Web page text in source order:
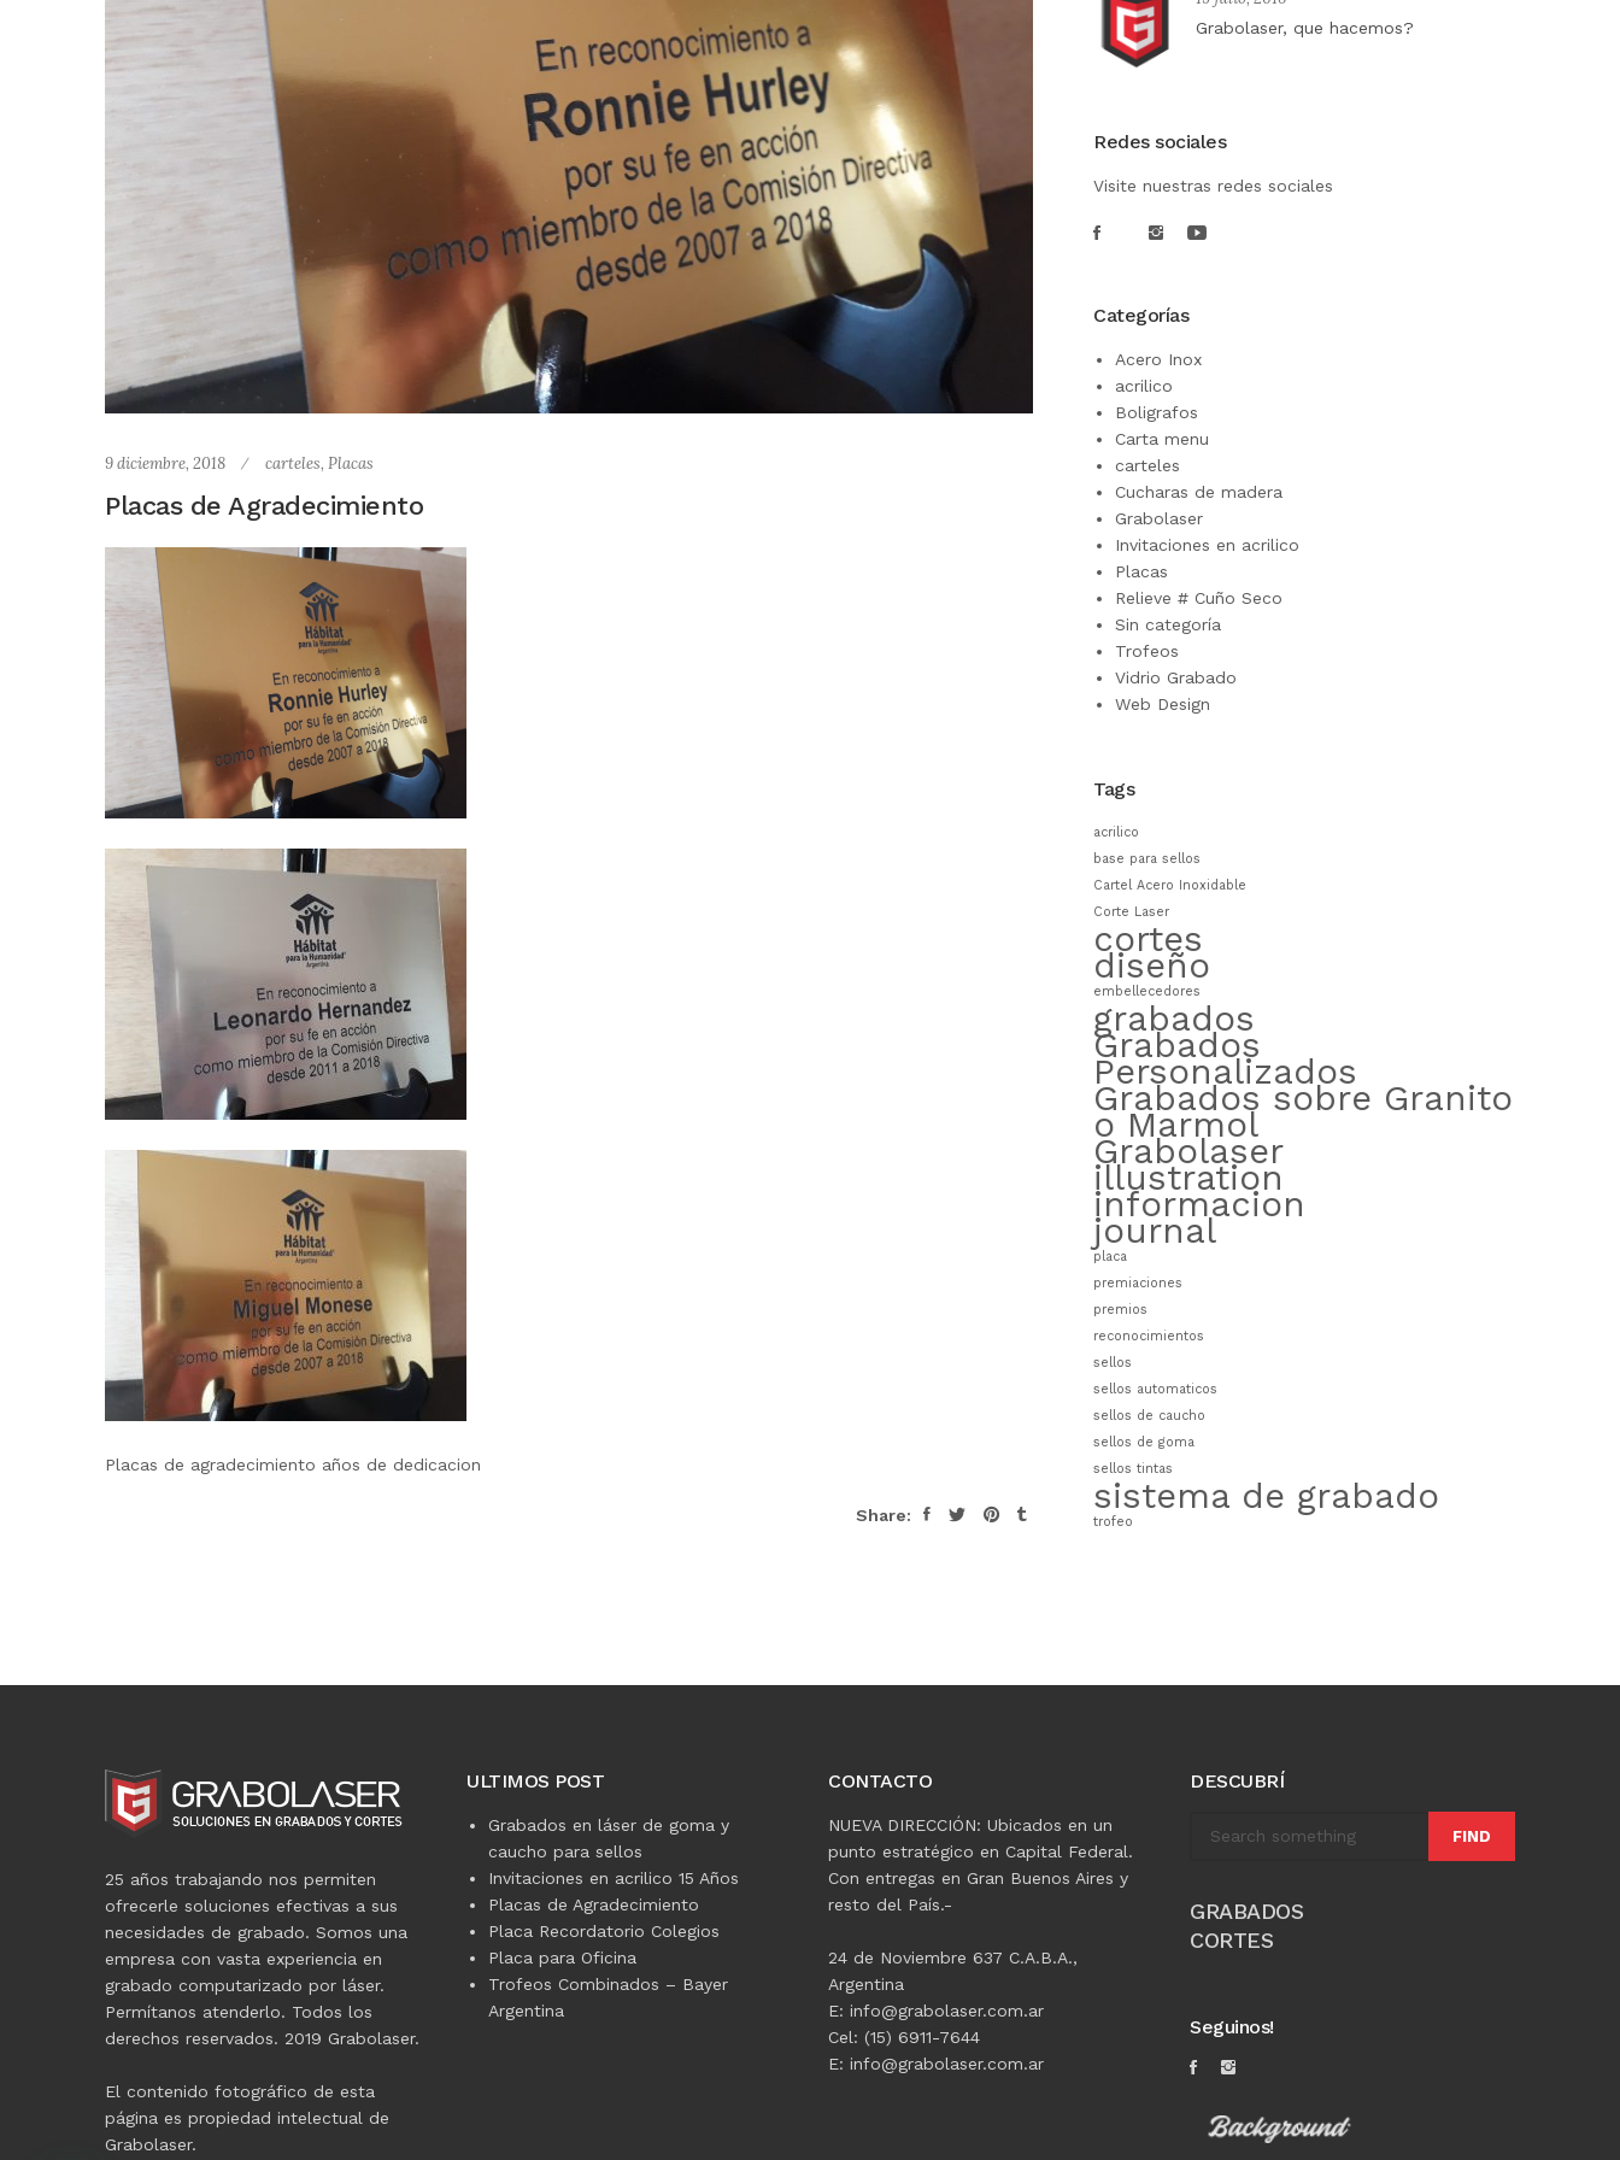
9 diciembre, 2018 carteles, Placas
Placas de Agradecimiento
Placas de agradecimiento años de dedicacion
Share:
Grabolaser, que hacemos?
Redes sociales
Visite nuestras redes sociales
Categorías
Acero Inox
acrilico
Boligrafos
Carta menu
carteles
Cucharas de madera
Grabolaser
Invitaciones en acrilico
Placas
Relieve # Cuño Seco
Sin categoría
Trofeos
Vidrio Grabado
Web Design
Tags
acrilico
base para sellos
Cartel Acero Inoxidable
Corte Laser
cortes
diseño
embellecedores
grabados
Grabados
Personalizados
Grabados sobre Granito
o Marmol
Grabolaser
illustration
informacion
journal
placa
premiaciones
premios
reconocimientos
sellos
sellos automaticos
sellos de caucho
sellos de goma
sellos tintas
sistema de grabado
trofeo
25 años trabajando nos permiten
ofrecerle soluciones efectivas a sus
necesidades de grabado. Somos una
empresa con vasta experiencia en
grabado computarizado por láser.
Permítanos atenderlo. Todos los
derechos reservados. 2019 Grabolaser.
El contenido fotográfico de esta
página es propiedad intelectual de
Grabolaser.
ULTIMOS POST
Grabados en láser de goma y
caucho para sellos
Invitaciones en acrilico 15 Años
Placas de Agradecimiento
Placa Recordatorio Colegios
Placa para Oficina
Trofeos Combinados – Bayer
Argentina
CONTACTO
NUEVA DIRECCIÓN: Ubicados en un
punto estratégico en Capital Federal.
Con entregas en Gran Buenos Aires y
resto del País.-
24 de Noviembre 637 C.A.B.A.,
Argentina
E: info@grabolaser.com.ar
Cel: (15) 6911-7644
E: info@grabolaser.com.ar
DESCUBRÍ
FIND
GRABADOS
CORTES
Seguinos!